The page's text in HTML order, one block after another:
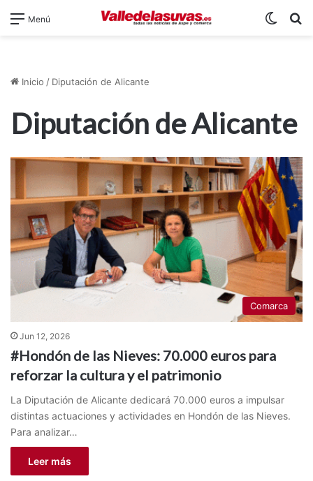
Menú
Inicio / Diputación de Alicante
Diputación de Alicante
Comarca
Jun 12, 2026
#Hondón de las Nieves: 70.000 euros para
reforzar la cultura y el patrimonio
La Diputación de Alicante dedicará 70.000 euros a impulsar
distintas actuaciones y actividades en Hondón de las Nieves.
Para analizar…
Leer más